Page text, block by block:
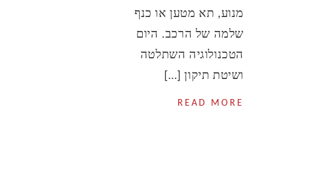
מנוע, תא מטען או כנף
שלמה של הרכב. היום
הטכנולוגיה השתלטה
ושיטת תיקון […]
READ MORE